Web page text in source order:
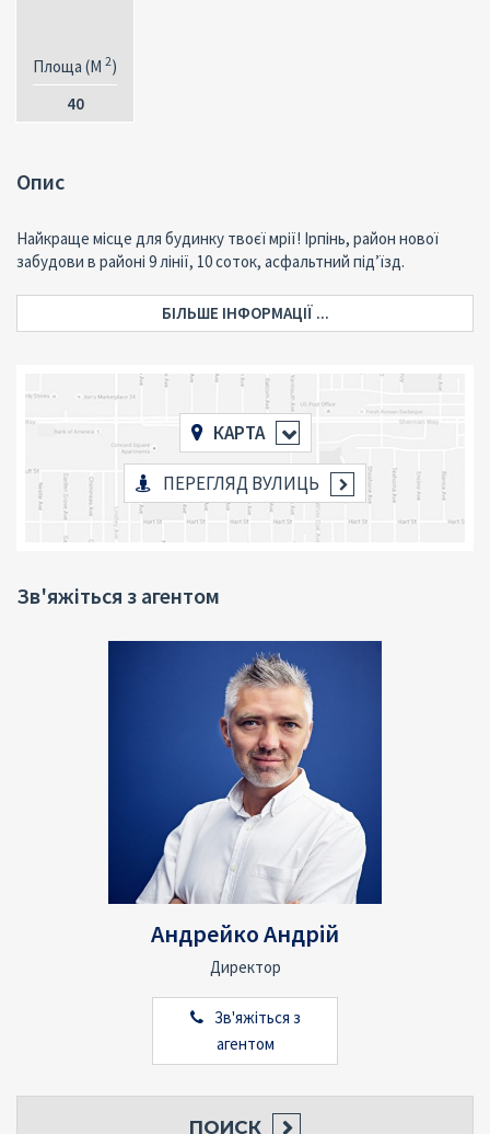
Площа (M 2)
40
Опис
Найкраще місце для будинку твоєї мрії! Ірпінь, район нової
забудови в районі 9 лінії, 10 соток, асфальтний під’їзд.
БІЛЬШЕ ІНФОРМАЦІЇ ...
КАРТА
ПЕРЕГЛЯД ВУЛИЦЬ
Зв'яжіться з агентом
Андрейко Андрій
Директор
Зв'яжіться з
агентом
ПОИСК